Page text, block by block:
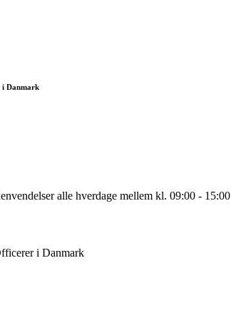
i Danmark
alle hverdage mellem kl. 09:00 - 15:00
i Danmark